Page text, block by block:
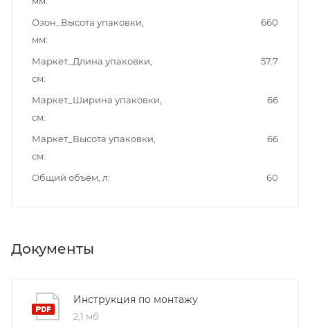
Озон_Высота упаковки,
мм
660
Маркет_Длина упаковки,
см
57.7
Маркет_Ширина упаковки,
см
66
Маркет_Высота упаковки,
см
66
Общий объём, л 60
Документы
Инструкция по монтажу
2,1 мб